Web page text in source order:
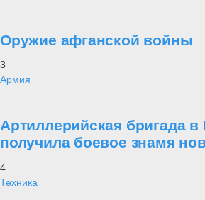
Оружие афганской войны
3
Армия
Артиллерийская бригада в
получила боевое знамя
4
Техника